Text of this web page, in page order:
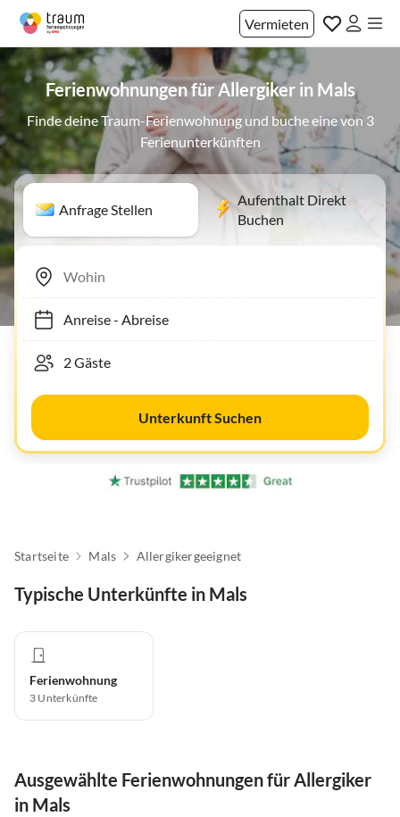
Vermieten
Ferienwohnungen für Allergiker in Mals
Finde deine Traum-Ferienwohnung und buche eine von 3
Ferienunterkünften
Anfrage Stellen
Aufenthalt Direkt
Buchen
Anreise- Abreise
Unterkunft Suchen
Startseite Mals Allergikergeeignet
Typische Unterkünfte in Mals
Ferienwohnung
3 Unterkünfte
Ausgewählte Ferienwohnungen für Allergiker
in Mals